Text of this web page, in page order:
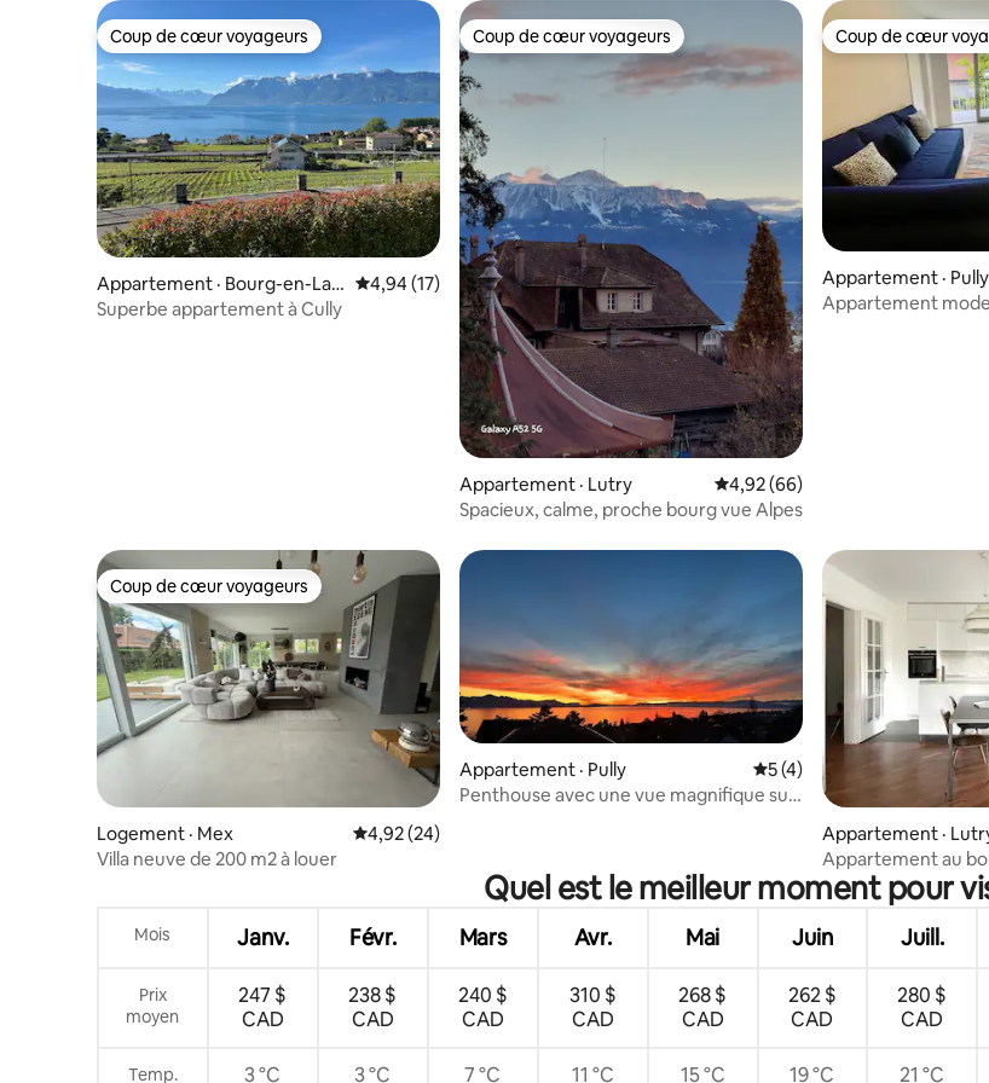
Coup de cœur voyageurs
Coup de cœur voyageurs
Appartement · Bourg-en-Lav
aux
Note moyenne de 4,94 sur 5, 17 commentaires
4,94 (17)
Superbe appartement à Cully
Coup de cœur voyageurs
Coup de cœur voyageurs
Appartement · Lutry Note moyenne de 4,92 sur 5, 66
4,92 (66)
Spacieux, calme, proche bourg vue Alpes
Coup de cœur
Coup de cœur
Appartement · Pully
Appartement
Coup de cœur voyageurs
Coup de cœur voyageurs
Logement · Mex Note moyenne de 4,92 sur 5, 24 commentaires
4,92 (24)
Villa neuve de 200 m2 à louer
Appartement · Pully Note moyenne de 5 sur 5, 4
5 (4)
Penthouse avec une vue magnifique sur
Appartement ·
Appartement au
Quel est le meilleur moment pour
Mois Janv. Févr. Mars Avr. Mai Juin Juill.
Prix
moyen
247 $
CAD
238 $
CAD
240 $
CAD
310 $
CAD
268 $
CAD
262 $
CAD
280 $
CAD
Temp. 3 °C 3 °C 7 °C 11 °C 15 °C 19 °C 21 °C